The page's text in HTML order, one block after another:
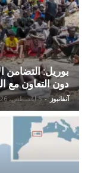
بوريل: التضامن
دون التعاون مع
آنفانيوز - 5 أغسطس، 2026